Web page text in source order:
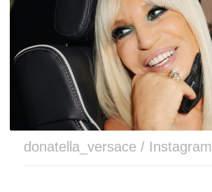
donatella_versace / Instagram